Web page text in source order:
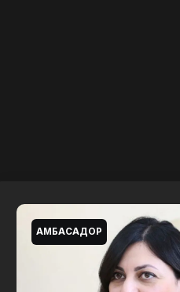
АМБАСАДОР